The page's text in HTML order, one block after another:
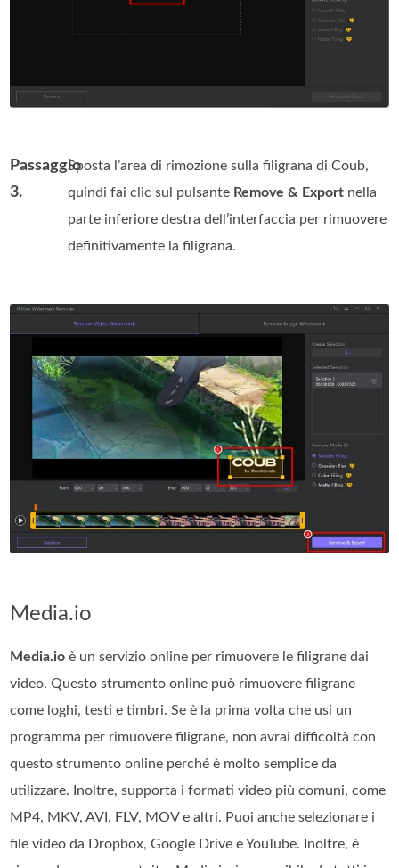
Passaggio
3.
Sposta l’area di rimozione sulla filigrana di Coub,
quindi fai clic sul pulsante Remove & Export nella
parte inferiore destra dell’interfaccia per rimuovere
definitivamente la filigrana.
Media.io
Media.io è un servizio online per rimuovere le filigrane dai
video. Questo strumento online può rimuovere filigrane
come loghi, testi e timbri. Se è la prima volta che usi un
programma per rimuovere filigrane, non avrai difficoltà con
questo strumento online perché è molto semplice da
utilizzare. Inoltre, supporta i formati video più comuni, come
MP4, MKV, AVI, FLV, MOV e altri. Puoi anche selezionare i
file video da Dropbox, Google Drive e YouTube. Inoltre, è